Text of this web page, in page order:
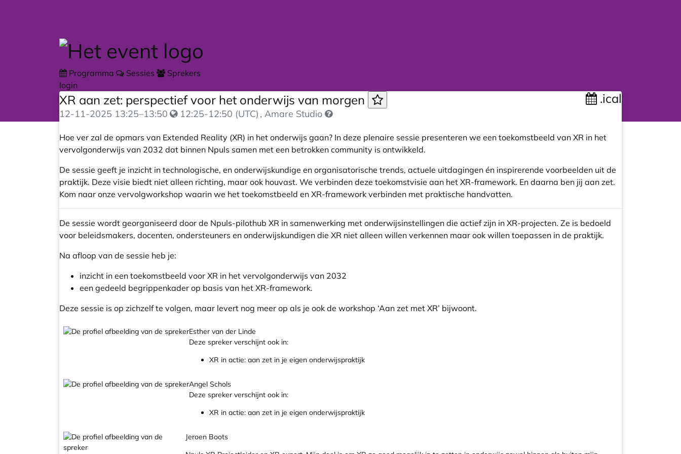
Programma Sessies
Sprekers
login
XR aan zet: perspectief voor het onderwijs van morgen .ical
12-11-2025 13:25–13:50 12:25-12:50 (UTC) , Amare Studio
Hoe ver zal de opmars van Extended Reality (XR) in het onderwijs gaan? In deze plenaire sessie presenteren we een toekomstbeeld van XR in het
vervolgonderwijs van 2032 dat binnen Npuls samen met een betrokken community is ontwikkeld.
De sessie geeft je inzicht in technologische, en onderwijskundige en organisatorische trends, actuele uitdagingen én inspirerende voorbeelden uit de
praktijk. Deze visie biedt niet alleen richting, maar ook houvast. We verbinden deze toekomstvisie aan het XR-framework. En daarna ben jij aan zet.
Kom naar onze vervolgworkshop waarin we het toekomstbeeld en XR-framework verbinden met praktische handvatten.
De sessie wordt georganiseerd door de Npuls-pilothub XR in samenwerking met onderwijsinstellingen die actief zijn in XR-projecten. Ze is bedoeld
voor beleidsmakers, docenten, ondersteuners en onderwijskundigen die XR niet alleen willen verkennen maar ook willen toepassen in de praktijk.
Na afloop van de sessie heb je:
inzicht in een toekomstbeeld voor XR in het vervolgonderwijs van 2032
een gedeeld begrippenkader op basis van het XR-framework.
Deze sessie is op zichzelf te volgen, maar levert nog meer op als je ook de workshop ‘Aan zet met XR’ bijwoont.
Esther van der Linde
Deze spreker verschijnt ook in:
XR in actie: aan zet in je eigen onderwijspraktijk
Angel Schols
Deze spreker verschijnt ook in:
XR in actie: aan zet in je eigen onderwijspraktijk
Jeroen Boots